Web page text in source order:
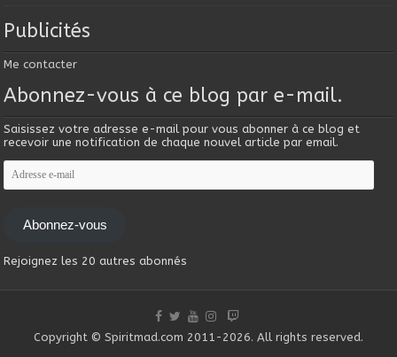
Publicités
Me contacter
Abonnez-vous à ce blog par e-mail.
Saisissez votre adresse e-mail pour vous abonner à ce blog et
recevoir une notification de chaque nouvel article par email.
Adresse
e-
mail
Abonnez-vous
Rejoignez les 20 autres abonnés
Copyright © Spiritmad.com 2011-2026. All rights reserved.